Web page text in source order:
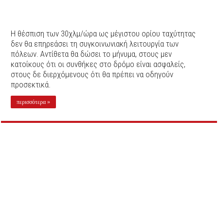
Η θέσπιση των 30χλμ/ώρα ως μέγιστου ορίου ταχύτητας
δεν θα επηρεάσει τη συγκοινωνιακή λειτουργία των
πόλεων. Αντίθετα θα δώσει το μήνυμα, στους μεν
κατοίκους ότι οι συνθήκες στο δρόμο είναι ασφαλείς,
στους δε διερχόμενους ότι θα πρέπει να οδηγούν
προσεκτικά.
περισσότερα »